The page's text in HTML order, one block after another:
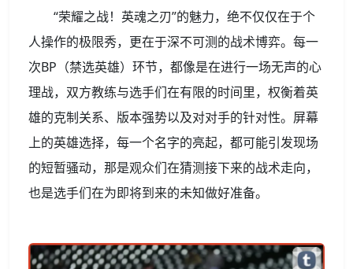
“荣耀之战！英魂之刃”的魅力，绝不仅仅在于个
人操作的极限秀，更在于深不可测的战术博弈。每一
次BP（禁选英雄）环节，都像是在进行一场无声的心
理战，双方教练与选手们在有限的时间里，权衡着英
雄的克制关系、版本强势以及对对手的针对性。屏幕
上的英雄选择，每一个名字的亮起，都可能引发现场
的短暂骚动，那是观众们在猜测接下来的战术走向，
也是选手们在为即将到来的未知做好准备。